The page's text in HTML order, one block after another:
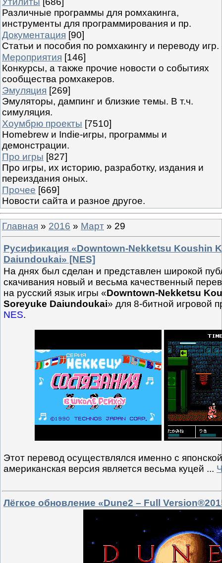
Различные программы для ромхакинга,
инструменты для программирования и пр.
Документация [90]
Статьи и пособия по ромхакингу и переводу игр.
Мероприятия [146]
Конкурсы, а также прочие новости о событиях
сообщества ромхакеров.
Эмуляция [269]
Эмуляторы, дампинг и близкие темы. В т.ч.
симуляция.
Хоумбрю проекты [7510]
Homebrew и Indie-игры, программы и
демонстрации.
Про игры [827]
Про игры, их историю, разработку, издания и
переиздания оных.
Прочее [669]
Новости сайта и разное другое.
Главная » 2016 » Март » 29
Русификация «Downtown-Nekketsu Koushin
Daiundoukai» [NES]
На днях был сделан и представлен широкой
скачивания новый и весьма качественный
на русский язык игры «Downtown-Nekketsu
Soreyuke Daiundoukai» для 8-битной игровой
NES.
Этот перевод осуществлялся именно с
американская версия является весьма куцей ...
Лёгкое обновление «Dune2 – Full